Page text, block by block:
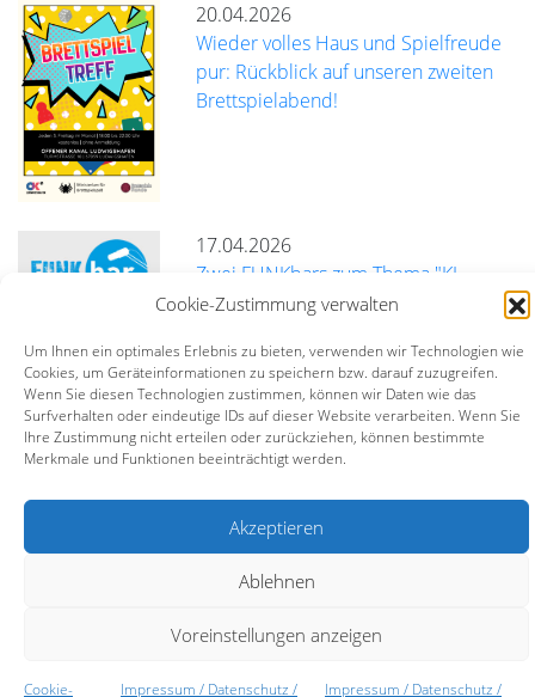
Cookie-Zustimmung verwalten
Um Ihnen ein optimales Erlebnis zu bieten, verwenden wir Technologien wie
Cookies, um Geräteinformationen zu speichern bzw. darauf zuzugreifen.
Wenn Sie diesen Technologien zustimmen, können wir Daten wie das
Surfverhalten oder eindeutige IDs auf dieser Website verarbeiten. Wenn Sie
Ihre Zustimmung nicht erteilen oder zurückziehen, können bestimmte
Merkmale und Funktionen beeinträchtigt werden.
Akzeptieren
Ablehnen
Voreinstellungen anzeigen
Cookie- Impressum / Datenschutz / Impressum / Datenschutz /
20.04.2026
Wieder volles Haus und Spielfreude
pur: Rückblick auf unseren zweiten
Brettspielabend!
17.04.2026
Zwei FUNKbars zum Thema "KI-
Richtlinien für Freie Radios"
mehr
Bildungszentrum BürgerMedien e.V. (BZBM)
Impressum Datenschutz